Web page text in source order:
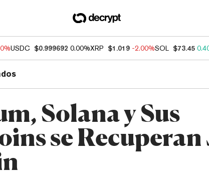
USDC $0.999692 0.00%XRP $1.019 -2.00%SOL $73.45
Solana y Sus
se